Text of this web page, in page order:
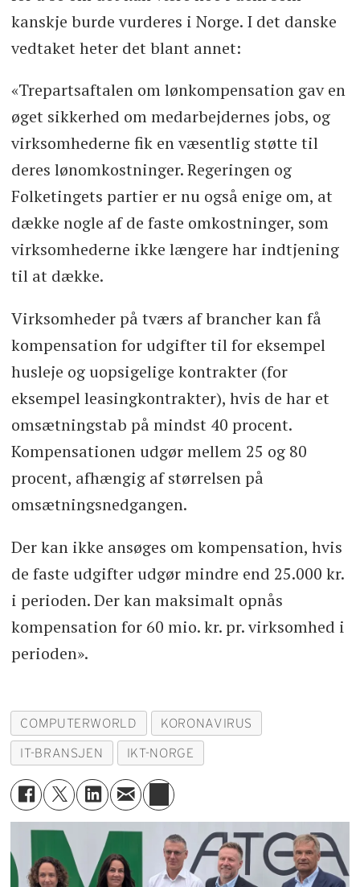
kanskje burde vurderes i Norge. I det danske
vedtaket heter det blant annet:
«Trepartsaftalen om lønkompensation gav en
øget sikkerhed om medarbejdernes jobs, og
virksomhederne fik en væsentlig støtte til
deres lønomkostninger. Regeringen og
Folketingets partier er nu også enige om, at
dække nogle af de faste omkostninger, som
virksomhederne ikke længere har indtjening
til at dække.
Virksomheder på tværs af brancher kan få
kompensation for udgifter til for eksempel
husleje og uopsigelige kontrakter (for
eksempel leasingkontrakter), hvis de har et
omsætningstab på mindst 40 procent.
Kompensationen udgør mellem 25 og 80
procent, afhængig af størrelsen på
omsætningsnedgangen.
Der kan ikke ansøges om kompensation, hvis
de faste udgifter udgør mindre end 25.000 kr.
i perioden. Der kan maksimalt opnås
kompensation for 60 mio. kr. pr. virksomhed i
perioden».
COMPUTERWORLD KORONAVIRUS
IT-BRANSJEN IKT-NORGE